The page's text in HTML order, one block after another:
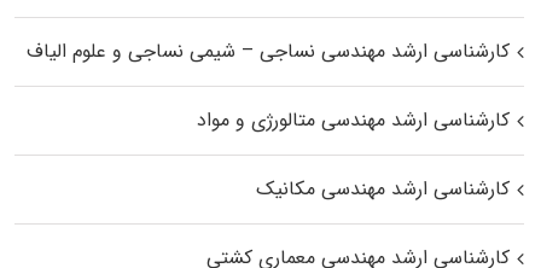
کارشناسی ارشد مهندسی نساجی – شیمی نساجی و علوم الیاف
کارشناسی ارشد مهندسی متالورژی و مواد
کارشناسی ارشد مهندسی مکانیک
کارشناسی ارشد مهندسی معماری کشتی